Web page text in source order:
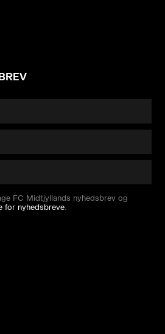
FC Midtjyllands nyhedsbrev og
for nyhedsbreve